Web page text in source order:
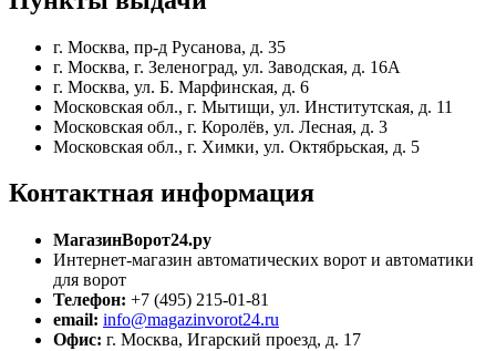
г. Москва, пр-д Русанова, д. 35
г. Москва, г. Зеленоград, ул. Заводская, д. 16А
г. Москва, ул. Б. Марфинская, д. 6
Московская обл., г. Мытищи, ул. Институтская, д. 11
Московская обл., г. Королёв, ул. Лесная, д. 3
Московская обл., г. Химки, ул. Октябрьская, д. 5
Контактная информация
МагазинВорот24.ру
Интернет-магазин автоматических ворот и автоматики
для ворот
Телефон: +7 (495) 215-01-81
email: info@magazinvorot24.ru
Офис: г. Москва, Игарский проезд, д. 17